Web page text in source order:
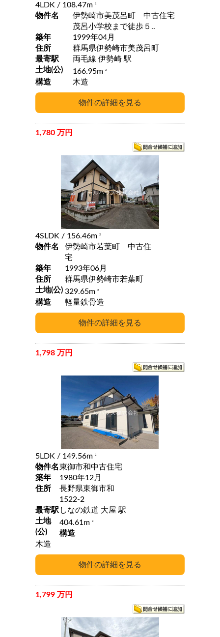
4LDK / 108.47m 2
物件名
伊勢崎市美茂呂町 中古住宅
茂呂小学校まで徒歩５..
築年
1999年04月
住所
群馬県伊勢崎市美茂呂町
最寄駅
両毛線 伊勢崎 駅
土地(公)
166.95m 2
構造 木造
1,780 万円
4SLDK / 156.46m 2
物件名
伊勢崎市若葉町 中古住
宅
築年
1993年06月
住所
群馬県伊勢崎市若葉町
土地(公) 329.65m 2
構造 軽量鉄骨造
1,798 万円
5LDK / 149.56m 2
物件名東御市和中古住宅
築年
1980年12月
住所
長野県東御市和
1522-2
最寄駅
しなの鉄道 大屋 駅
土地
(公)
404.61m 2
構造
木造
1,799 万円